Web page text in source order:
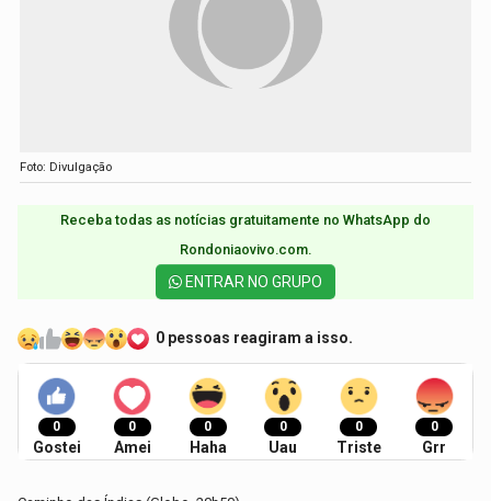
Foto: Divulgação
Receba todas as notícias gratuitamente no WhatsApp do
Rondoniaovivo.com.​
ENTRAR NO GRUPO
0 pessoas reagiram a isso.
0
Gostei
0
Amei
0
Haha
0
Uau
0
Triste
0
Grr